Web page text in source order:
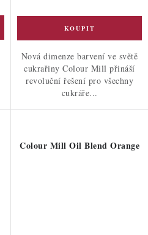
Nová dimenze barvení ve světě
cukrařiny Colour Mill přináší
revoluční řešení pro všechny
cukráře...
Colour Mill Oil Blend Orange